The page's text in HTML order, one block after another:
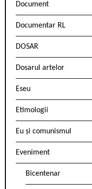
Document
Documentar RL
DOSAR
Dosarul artelor
Eseu
Etimologii
Eu și comunismul
Eveniment
Bicentenar